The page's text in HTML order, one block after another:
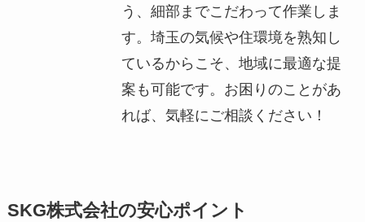
う、細部までこだわって作業しま
す。埼玉の気候や住環境を熟知し
ているからこそ、地域に最適な提
案も可能です。お困りのことがあ
れば、気軽にご相談ください！
SKG株式会社の安心ポイント